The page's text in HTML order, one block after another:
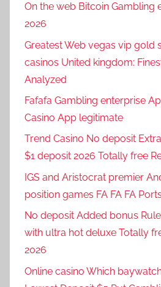
On the web Bitcoin Gambling
2026
Greatest Web vegas vip gold
casinos United kingdom:
Analyzed
Fafafa Gambling enterprise
Casino App legitimate
Trend Casino No deposit
$1 deposit 2026 Totally free
IGS and Aristocrat premier
position games FA FA FA Ports
No deposit Added bonus
with ultra hot deluxe Totally
2026
Online casino Which